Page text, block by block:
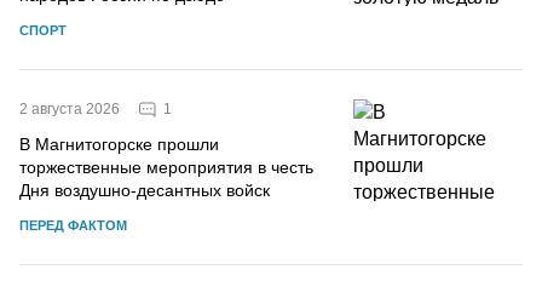
СПОРТ
2 августа 2026 1
В Магнитогорске прошли
торжественные мероприятия в честь
Дня воздушно-десантных войск
ПЕРЕД ФАКТОМ